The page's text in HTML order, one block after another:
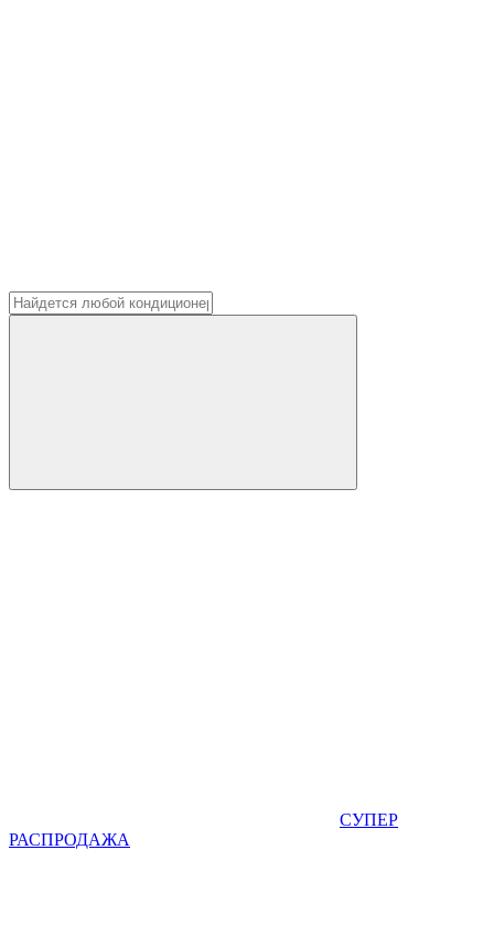
СУПЕР
РАСПРОДАЖА